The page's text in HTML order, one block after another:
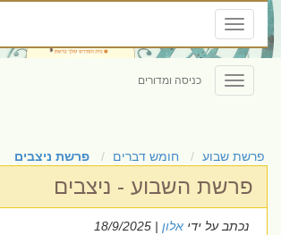
Toggle
navigation
Toggle
navigation
כניסה ומדורים
פרשת שבוע חומש דברים פרשת ניצבים
פרשת השבוע - ניצבים
נכתב על ידיאלון| 18/9/2025